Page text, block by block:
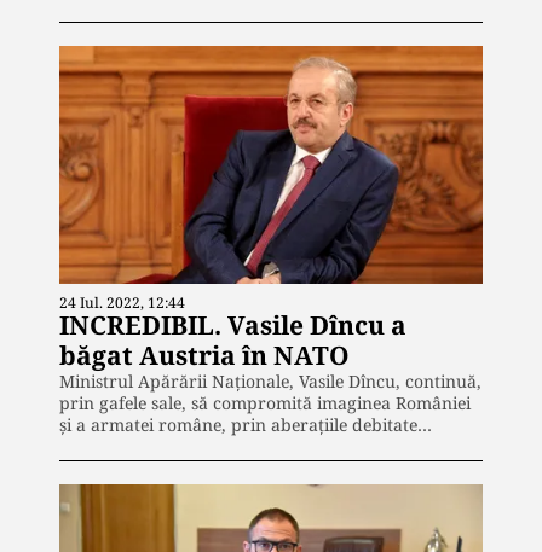
24 Iul. 2022, 12:44
INCREDIBIL. Vasile Dîncu a
băgat Austria în NATO
Ministrul Apărării Naționale, Vasile Dîncu, continuă,
prin gafele sale, să compromită imaginea României
și a armatei române, prin aberațiile debitate…